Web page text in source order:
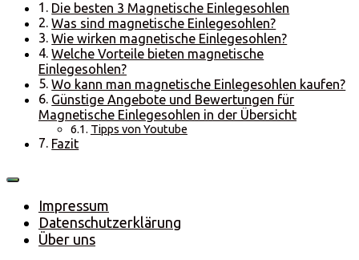
Die besten 3 Magnetische Einlegesohlen
Was sind magnetische Einlegesohlen?
Wie wirken magnetische Einlegesohlen?
Welche Vorteile bieten magnetische
Einlegesohlen?
Wo kann man magnetische Einlegesohlen kaufen?
Günstige Angebote und Bewertungen für
Magnetische Einlegesohlen in der Übersicht
Tipps von Youtube
Fazit
Impressum
Datenschutzerklärung
Über uns